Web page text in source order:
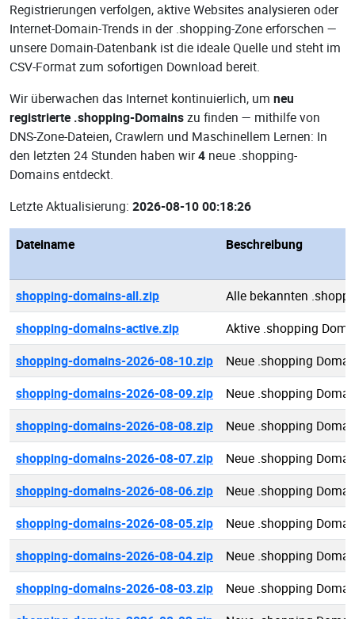
Registrierungen verfolgen, aktive Websites analysieren oder
Internet-Domain-Trends in der .shopping-Zone erforschen —
unsere Domain-Datenbank ist die ideale Quelle und steht im
CSV-Format zum sofortigen Download bereit.
Wir überwachen das Internet kontinuierlich, um neu
registrierte .shopping-Domainszu finden — mithilfe von
DNS-Zone-Dateien, Crawlern und Maschinellem Lernen: In
den letzten 24 Stunden haben wir4 neue .shopping-
Domains entdeckt.
Letzte Aktualisierung: 2026-08-10 00:18:26
Dateiname Beschreibung
shopping-domains-all.zip
Alle bekannten
shopping-domains-active.zip
Aktive .shopping
shopping-domains-2026-08-10.zip
Neue .shopping
shopping-domains-2026-08-09.zip
Neue .shopping
shopping-domains-2026-08-08.zip
Neue .shopping
shopping-domains-2026-08-07.zip
Neue .shopping
shopping-domains-2026-08-06.zip
Neue .shopping
shopping-domains-2026-08-05.zip
Neue .shopping
shopping-domains-2026-08-04.zip
Neue .shopping
shopping-domains-2026-08-03.zip
Neue .shopping